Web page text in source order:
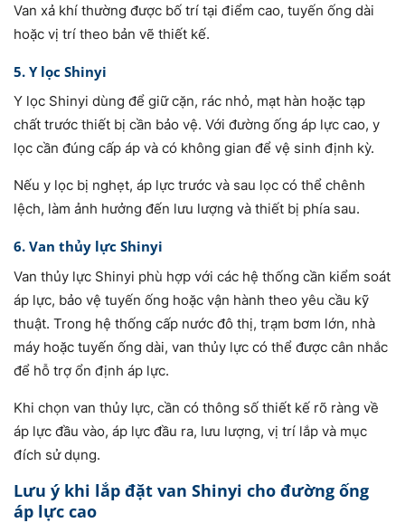
Van xả khí thường được bố trí tại điểm cao, tuyến ống dài
hoặc vị trí theo bản vẽ thiết kế.
5. Y lọc Shinyi
Y lọc Shinyi dùng để giữ cặn, rác nhỏ, mạt hàn hoặc tạp
chất trước thiết bị cần bảo vệ. Với đường ống áp lực cao, y
lọc cần đúng cấp áp và có không gian để vệ sinh định kỳ.
Nếu y lọc bị nghẹt, áp lực trước và sau lọc có thể chênh
lệch, làm ảnh hưởng đến lưu lượng và thiết bị phía sau.
6. Van thủy lực Shinyi
Van thủy lực Shinyi phù hợp với các hệ thống cần kiểm soát
áp lực, bảo vệ tuyến ống hoặc vận hành theo yêu cầu kỹ
thuật. Trong hệ thống cấp nước đô thị, trạm bơm lớn, nhà
máy hoặc tuyến ống dài, van thủy lực có thể được cân nhắc
để hỗ trợ ổn định áp lực.
Khi chọn van thủy lực, cần có thông số thiết kế rõ ràng về
áp lực đầu vào, áp lực đầu ra, lưu lượng, vị trí lắp và mục
đích sử dụng.
Lưu ý khi lắp đặt van Shinyi cho đường ống
áp lực cao